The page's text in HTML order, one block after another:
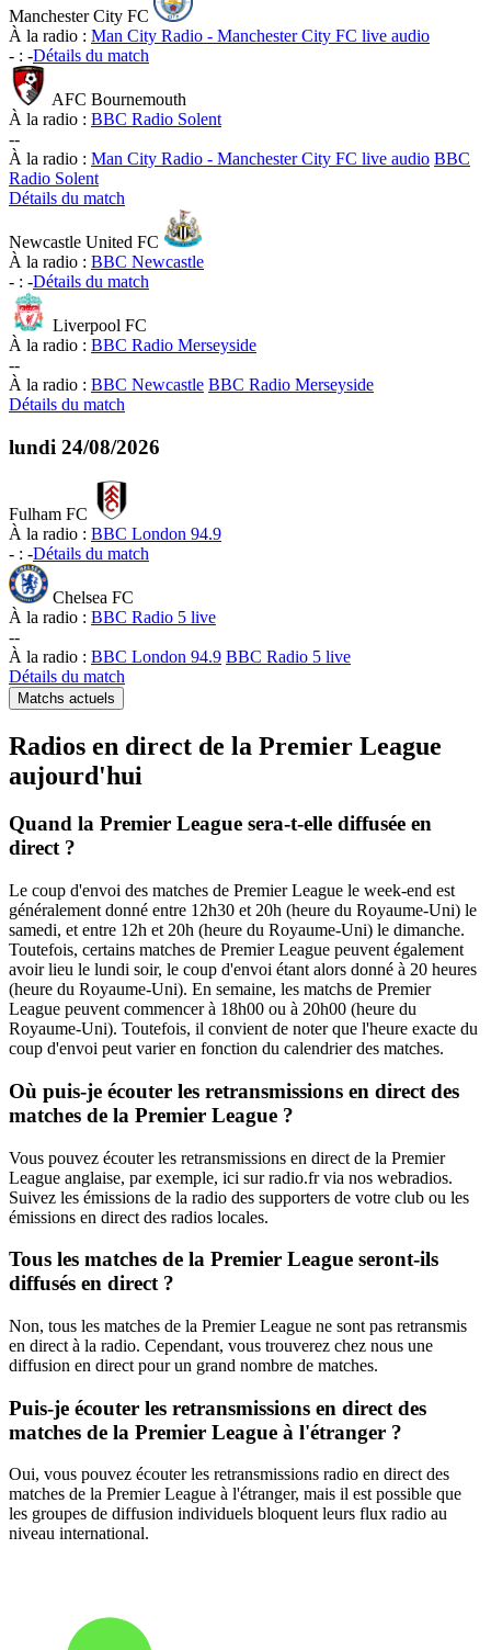
Manchester City FC
À la radio : Man City Radio - Manchester City FC live audio
- : -Détails du match
AFC Bournemouth
À la radio : BBC Radio Solent
--
À la radio : Man City Radio - Manchester City FC live audio BBC
Radio Solent
Détails du match
Newcastle United FC
À la radio : BBC Newcastle
- : -Détails du match
Liverpool FC
À la radio : BBC Radio Merseyside
--
À la radio : BBC Newcastle BBC Radio Merseyside
Détails du match
lundi 24/08/2026
Fulham FC
À la radio : BBC London 94.9
- : -Détails du match
Chelsea FC
À la radio : BBC Radio 5 live
--
À la radio : BBC London 94.9 BBC Radio 5 live
Détails du match
Matchs actuels
Radios en direct de la Premier League
aujourd'hui
Quand la Premier League sera-t-elle diffusée en
direct ?
Le coup d'envoi des matches de Premier League le week-end est
généralement donné entre 12h30 et 20h (heure du Royaume-Uni) le
samedi, et entre 12h et 20h (heure du Royaume-Uni) le dimanche.
Toutefois, certains matches de Premier League peuvent également
avoir lieu le lundi soir, le coup d'envoi étant alors donné à 20 heures
(heure du Royaume-Uni). En semaine, les matchs de Premier
League peuvent commencer à 18h00 ou à 20h00 (heure du
Royaume-Uni). Toutefois, il convient de noter que l'heure exacte du
coup d'envoi peut varier en fonction du calendrier des matches.
Où puis-je écouter les retransmissions en direct des
matches de la Premier League ?
Vous pouvez écouter les retransmissions en direct de la Premier
League anglaise, par exemple, ici sur radio.fr via nos webradios.
Suivez les émissions de la radio des supporters de votre club ou les
émissions en direct des radios locales.
Tous les matches de la Premier League seront-ils
diffusés en direct ?
Non, tous les matches de la Premier League ne sont pas retransmis
en direct à la radio. Cependant, vous trouverez chez nous une
diffusion en direct pour un grand nombre de matches.
Puis-je écouter les retransmissions en direct des
matches de la Premier League à l'étranger ?
Oui, vous pouvez écouter les retransmissions radio en direct des
matches de la Premier League à l'étranger, mais il est possible que
les groupes de diffusion individuels bloquent leurs flux radio au
niveau international.